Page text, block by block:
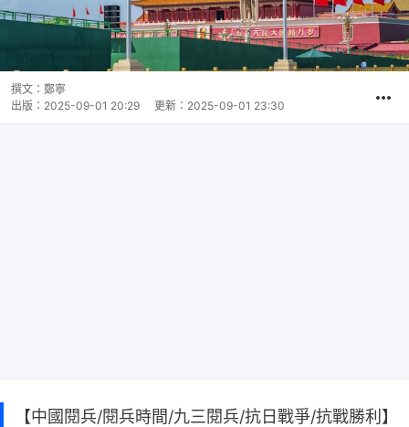
撰文： 鄭寧
出版： 2025-09-01 20:29 更新： 2025-09-01 23:30
【中國閱兵/閱兵時間/九三閱兵/抗日戰爭/抗戰勝利】